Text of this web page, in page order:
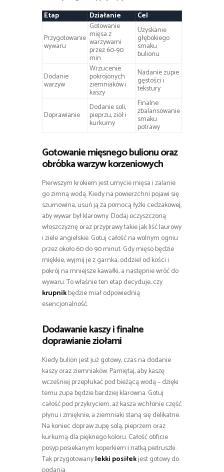
Etap
Działanie
Cel
Przygotowanie
wywaru
Gotowanie
mięsa z
warzywami
przez 60-90
min
Uzyskanie
głębokiego
smaku
bulionu
Dodanie
warzyw
Wrzucenie
pokrojonych
ziemniaków i
kaszy
Nadanie zupie
gęstości i
tekstury
Doprawianie
Dodanie soli,
pieprzu, ziół i
kurkumy
Finalne
zbalansowanie
smaku
potrawy
Gotowanie mięsnego bulionu oraz
obróbka warzyw korzeniowych
Pierwszym krokiem jest umycie mięsa i zalanie
go zimną wodą. Kiedy na powierzchni pojawi się
szumowina, usuń ją za pomocą łyżki cedzakowej,
aby wywar był klarowny. Dodaj oczyszczoną
włoszczyznę oraz przyprawy takie jak liść laurowy
i ziele angielskie. Gotuj całość na wolnym ogniu
przez około 60 do 90 minut. Gdy mięso będzie
miękkie, wyjmij je z garnka, oddziel od kości i
pokrój na mniejsze kawałki, a następnie wróć do
wywaru. To właśnie ten etap decyduje, czy
krupnikbędzie miał odpowiednią
esencjonalność.
Dodawanie kaszy i finalne
doprawianie ziołami
Kiedy bulion jest już gotowy, czas na dodanie
kaszy oraz ziemniaków. Pamiętaj, aby kaszę
wcześniej przepłukać pod bieżącą wodą – dzięki
temu zupa będzie bardziej klarowna. Gotuj
całość pod przykryciem, aż kasza wchłonie część
płynu i zmięknie, a ziemniaki staną się delikatne.
Na koniec dopraw zupę solą, pieprzem oraz
kurkumą dla pięknego koloru. Całość obficie
posyp posiekanym koperkiem i natką pietruszki.
Tak przygotowanylekki posiłekjest gotowy do